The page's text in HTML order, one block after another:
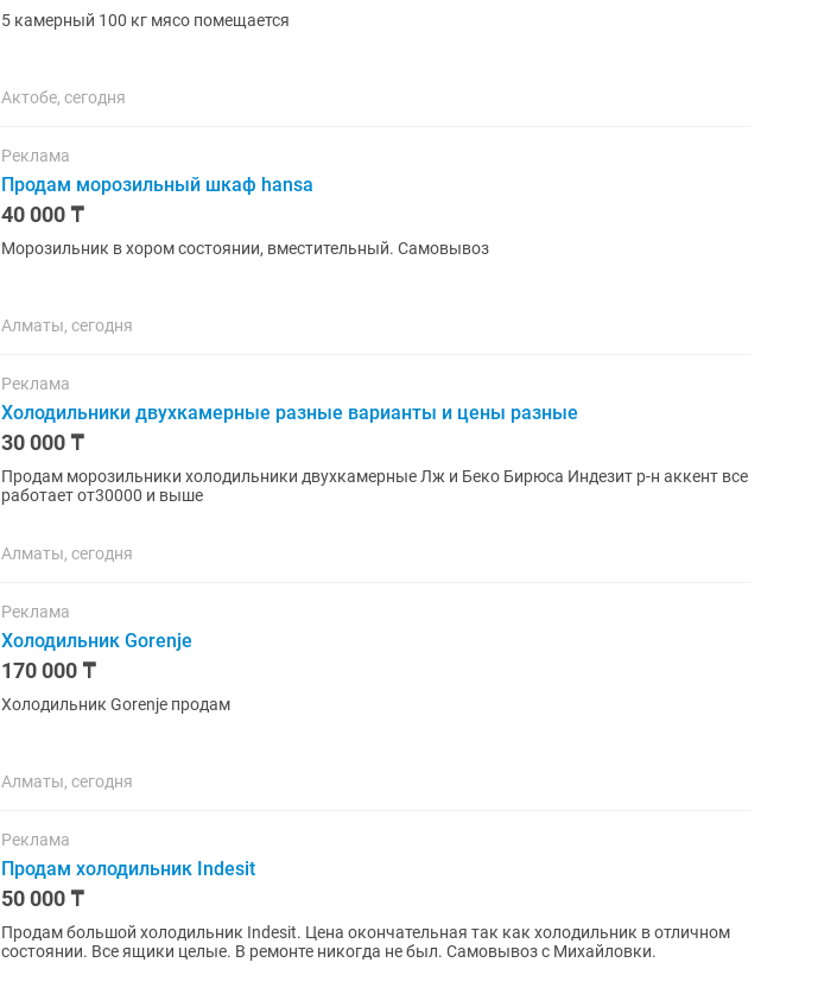
5 камерный 100 кг мясо помещается
Актобе, сегодня
Реклама
Продам морозильный шкаф hansa
40 000 ₸
Морозильник в хором состоянии, вместительный. Самовывоз
Алматы, сегодня
Реклама
Холодильники двухкамерные разные варианты и цены разные
30 000 ₸
Продам морозильники холодильники двухкамерные Лж и Беко Бирюса Индезит р-н аккент все
работает от30000 и выше
Алматы, сегодня
Реклама
Холодильник Gorenje
170 000 ₸
Холодильник Gorenje продам
Алматы, сегодня
Реклама
Продам холодильник Indesit
50 000 ₸
Продам большой холодильник Indesit. Цена окончательная так как холодильник в отличном
состоянии. Все ящики целые. В ремонте никогда не был. Самовывоз с Михайловки.